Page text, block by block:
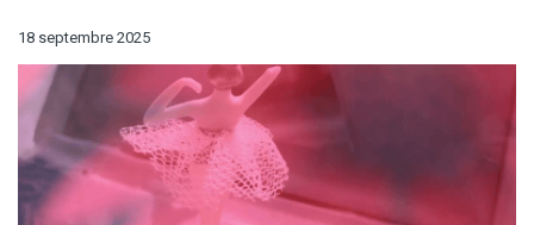
18 septembre 2025